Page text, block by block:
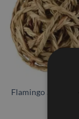
Flamingo